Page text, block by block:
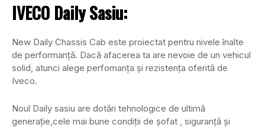
IVECO Daily Sasiu:
New Daily Chassis Cab este proiectat pentru nivele înalte
de performanță. Dacă afacerea ta are nevoie de un vehicul
solid, atunci alege perfomanța și rezistența oferită de
Iveco.
Noul Daily sasiu are dotări tehnologice de ultimă
generație,cele mai bune condiții de șofat , siguranță și